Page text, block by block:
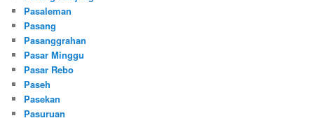
Pasaleman
Pasang
Pasanggrahan
Pasar Minggu
Pasar Rebo
Paseh
Pasekan
Pasuruan